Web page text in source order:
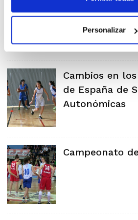
Personalizar
preparación
Cambios en
de España de
Autonómicas
Campeonato